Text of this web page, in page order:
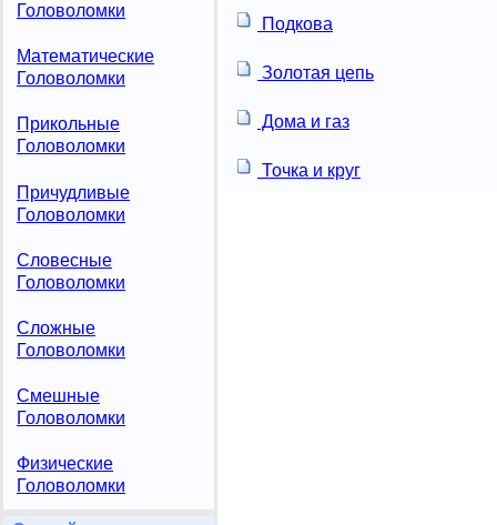
Головоломки
Математические
Головоломки
Прикольные
Головоломки
Причудливые
Головоломки
Словесные
Головоломки
Сложные
Головоломки
Смешные
Головоломки
Физические
Головоломки
Подкова
Золотая цепь
Дома и газ
Точка и круг